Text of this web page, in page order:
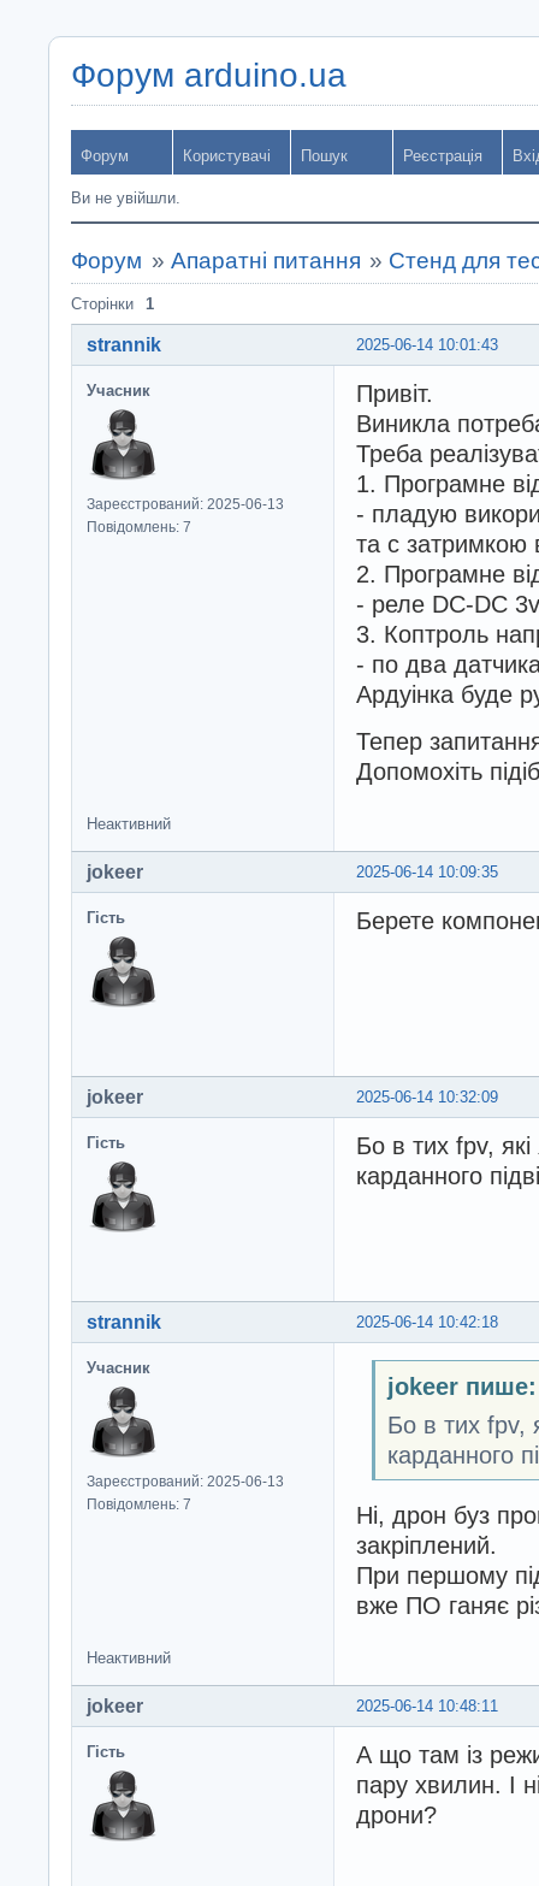
Форум arduino.ua
Форум Користувачі Пошук Реєстрація
Ви не увійшли.
Форум » Апаратні питання » Стенд для
Сторінки 1
2025-06-14 10:01:43
strannik
Учасник
Зареєстрований: 2025-06-13
Повідомлень: 7
Привіт.
Виникла
Треба
1. Програмне
- пладую
та с затримкою
2. Програмне
- реле DC-DC
3. Коптроль
- по два
Ардуінка буде
Тепер
Допомохіть
Неактивний
2025-06-14 10:09:35
jokeer
Гість Берете
2025-06-14 10:32:09
jokeer
Гість
Бо в тих fpv,
карданного
2025-06-14 10:42:18
strannik
Учасник
Зареєстрований: 2025-06-13
Повідомлень: 7
jokeer пише:
Бо в тих fpv,
карданного
Ні, дрон буз
закріплений.
При першому
вже ПО ганяє
Неактивний
2025-06-14 10:48:11
jokeer
Гість
А що там із
пару хвилин. І
дрони?